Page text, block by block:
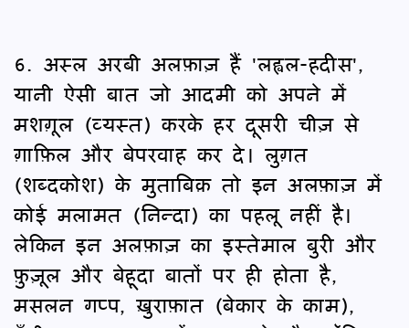
6. अस्ल अरबी अलफ़ाज़ हैं 'लह्वल-हदीस',
यानी ऐसी बात जो आदमी को अपने में
मशग़ूल (व्यस्त) करके हर दूसरी चीज़ से
ग़ाफ़िल और बेपरवाह कर दे। लुग़त
(शब्दकोश) के मुताबिक़ तो इन अलफ़ाज़ में
कोई मलामत (निन्दा) का पहलू नहीं है।
लेकिन इन अलफ़ाज़ का इस्तेमाल बुरी और
फ़ुज़ूल और बेहूदा बातों पर ही होता है,
मसलन गप्प, ख़ुराफ़ात (बेकार के काम),